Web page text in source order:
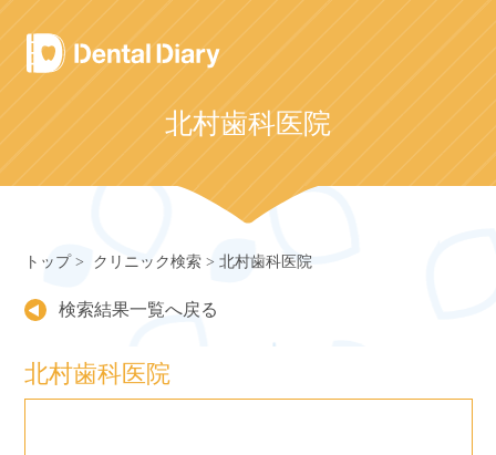
Skip
to
content
北村歯科医院
トップ クリニック検索 北村歯科医院
検索結果一覧へ戻る
北村歯科医院